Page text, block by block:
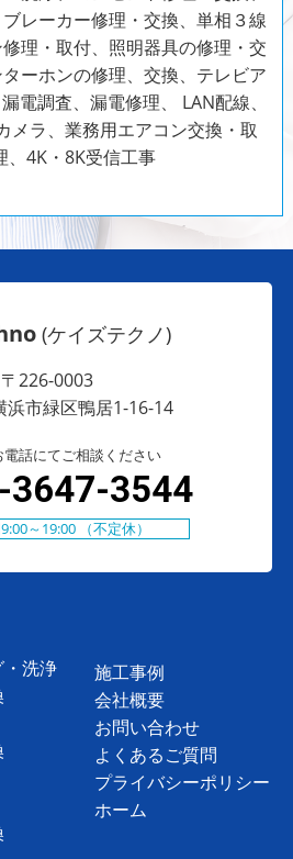
レーカー修理・交換、単相３線
理・取付、照明器具の修理・交
ーホンの修理、交換、テレビア
電調査、漏電修理、 LAN配線、
ラ、 業務用エアコン交換・取
、4K・8K受信工事
(ケイズテクノ)
〒226-0003
浜市緑区鴨居1-16-14
電話にてご相談ください
3647-3544
～19:00 （不定休）
洗浄
施工事例
会社概要
お問い合わせ
よくあるご質問
プライバシーポリシー
ホーム